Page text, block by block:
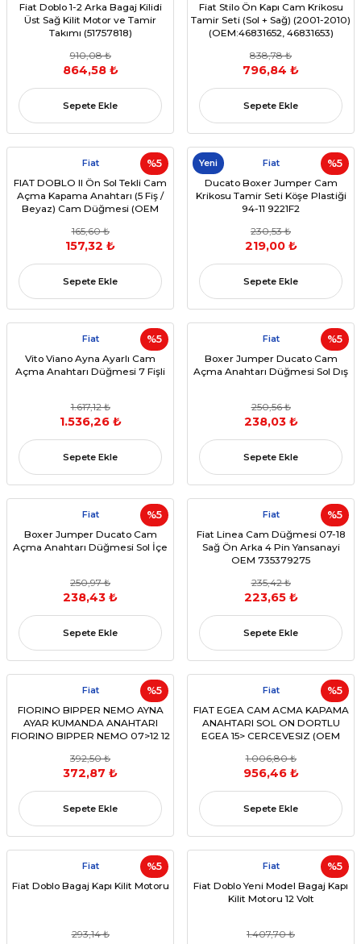
Fiat Doblo 1-2 Arka Bagaj Kilidi
Üst Sağ Kilit Motor ve Tamir
Takımı (51757818)
910,08 ₺
864,58 ₺
Sepete Ekle
Fiat Stilo Ön Kapı Cam Krikosu
Tamir Seti (Sol + Sağ) (2001-2010)
(OEM:46831652, 46831653)
838,78 ₺
796,84 ₺
Sepete Ekle
%5
Fiat
FIAT DOBLO II Ön Sol Tekli Cam
Açma Kapama Anahtarı (5 Fiş /
Beyaz) Cam Düğmesi (OEM
165,60 ₺
157,32 ₺
Sepete Ekle
%5
Yeni Fiat
Ducato Boxer Jumper Cam
Krikosu Tamir Seti Köşe Plastiği
94-11 9221F2
230,53 ₺
219,00 ₺
Sepete Ekle
%5
Fiat
Vito Viano Ayna Ayarlı Cam
Açma Anahtarı Düğmesi 7 Fişli
1.617,12 ₺
1.536,26 ₺
Sepete Ekle
%5
Fiat
Boxer Jumper Ducato Cam
Açma Anahtarı Düğmesi Sol Dış
250,56 ₺
238,03 ₺
Sepete Ekle
%5
Fiat
Boxer Jumper Ducato Cam
Açma Anahtarı Düğmesi Sol İçe
250,97 ₺
238,43 ₺
Sepete Ekle
%5
Fiat
Fiat Linea Cam Düğmesi 07-18
Sağ Ön Arka 4 Pin Yansanayi
OEM 735379275
235,42 ₺
223,65 ₺
Sepete Ekle
%5
Fiat
FIORINO BIPPER NEMO AYNA
AYAR KUMANDA ANAHTARI
FIORINO BIPPER NEMO 07>12 12
392,50 ₺
372,87 ₺
Sepete Ekle
%5
Fiat
FIAT EGEA CAM ACMA KAPAMA
ANAHTARI SOL ON DORTLU
EGEA 15> CERCEVESIZ (OEM
1.006,80 ₺
956,46 ₺
Sepete Ekle
%5
Fiat
Fiat Doblo Bagaj Kapı Kilit Motoru
293,14 ₺
%5
Fiat
Fiat Doblo Yeni Model Bagaj Kapı
Kilit Motoru 12 Volt
1.407,70 ₺